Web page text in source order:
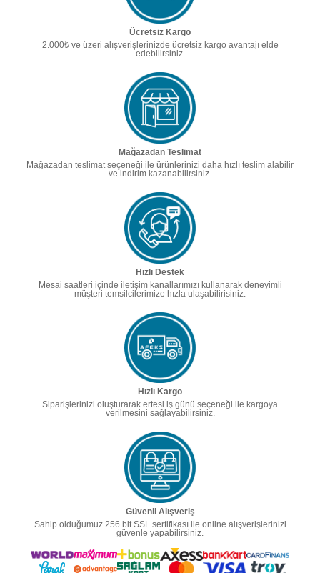
Ücretsiz Kargo
2.000₺ ve üzeri alışverişlerinizde ücretsiz kargo avantajı elde
edebilirsiniz.
Mağazadan Teslimat
Mağazadan teslimat seçeneği ile ürünlerinizi daha hızlı teslim alabilir
ve indirim kazanabilirsiniz.
Hızlı Destek
Mesai saatleri içinde iletişim kanallarımızı kullanarak deneyimli
müşteri temsilcilerimize hızla ulaşabilirisiniz.
Hızlı Kargo
Siparişlerinizi oluşturarak ertesi iş günü seçeneği ile kargoya
verilmesini sağlayabilirsiniz.
Güvenli Alışveriş
Sahip olduğumuz 256 bit SSL sertifikası ile online alışverişlerinizi
güvenle yapabilirsiniz.